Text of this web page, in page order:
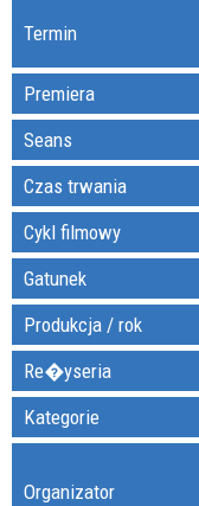
Termin
Premiera
Seans
Czas trwania
Cykl filmowy
Gatunek
Produkcja / rok
Re�yseria
Kategorie
Organizator